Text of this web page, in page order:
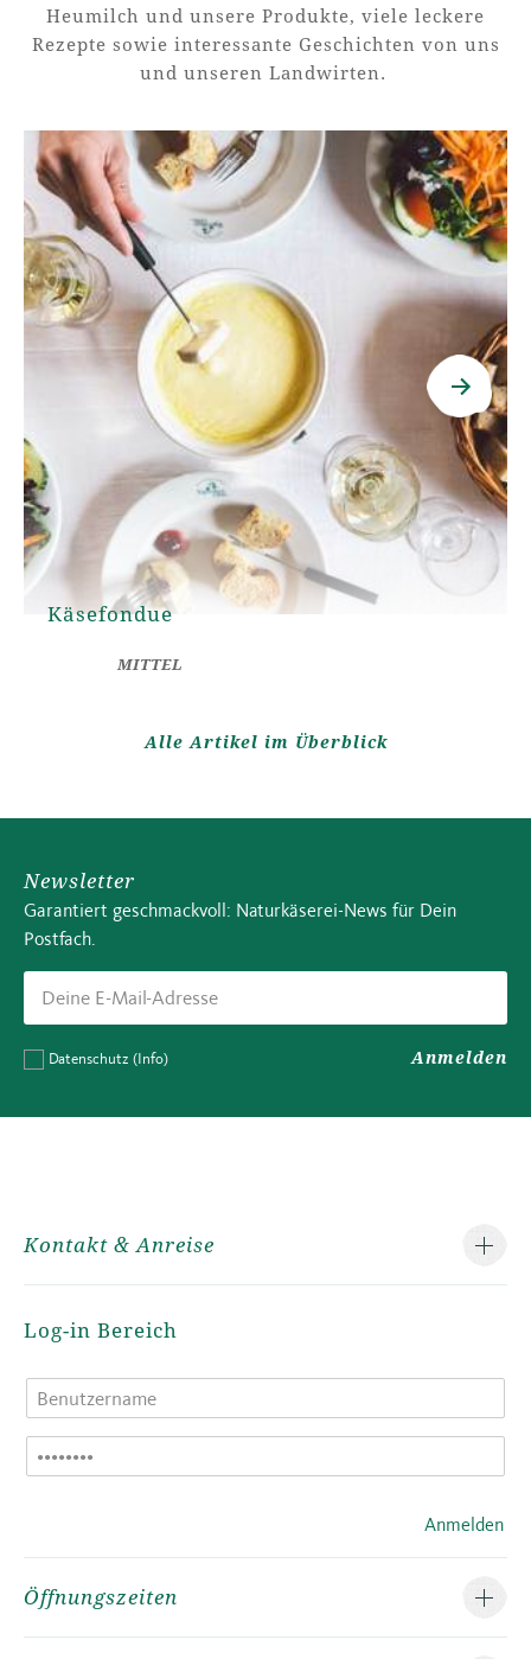
Heumilch und unsere Produkte, viele leckere
Rezepte sowie interessante Geschichten von uns
und unseren Landwirten.
Käsefondue
MITTEL
Alle Artikel im Überblick
Newsletter
Garantiert geschmackvoll: Naturkäserei-News für Dein
Postfach.
Datenschutz (Info) Anmelden
Kontakt & Anreise
Log-in Bereich
Anmelden
Öffnungszeiten